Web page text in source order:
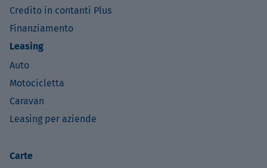
Credito in contanti Plus
Finanziamento
Leasing
Auto
Motocicletta
Caravan
Leasing per aziende
Carte